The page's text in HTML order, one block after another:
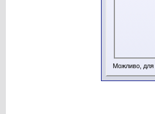
Можливо, для